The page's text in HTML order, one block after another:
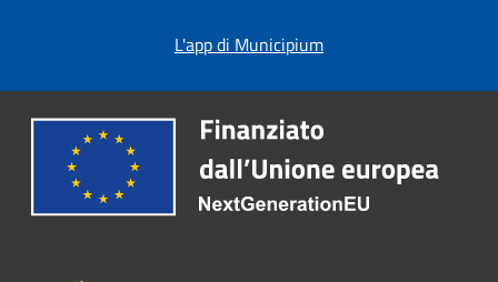
L'app di Municipium